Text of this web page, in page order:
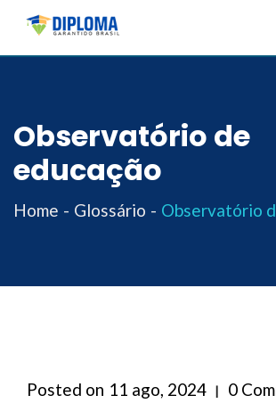
Skip
Observatório de
educação
Home Glossário Observatório
Posted on 11 ago, 2024 0